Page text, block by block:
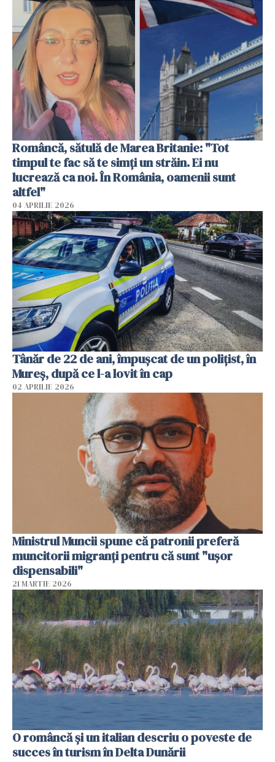
Româncă, sătulă de Marea Britanie: "Tot
timpul te fac să te simți un străin. Ei nu
lucrează ca noi. În România, oamenii sunt
altfel"
04 APRILIE 2026
Tânăr de 22 de ani, împușcat de un polițist, în
Mureș, după ce l-a lovit în cap
02 APRILIE 2026
Ministrul Muncii spune că patronii preferă
muncitorii migranți pentru că sunt "uşor
dispensabili"
21 MARTIE 2026
O româncă și un italian descriu o poveste de
succes în turism în Delta Dunării